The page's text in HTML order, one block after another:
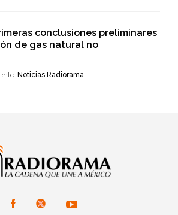
conclusiones preliminares
de gas natural no
Noticias Radiorama